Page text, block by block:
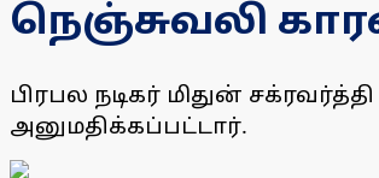
நெஞ்சுவலி
பிரபல நடிகர் மிதுன்
அனுமதிக்கப்பட்டார்.